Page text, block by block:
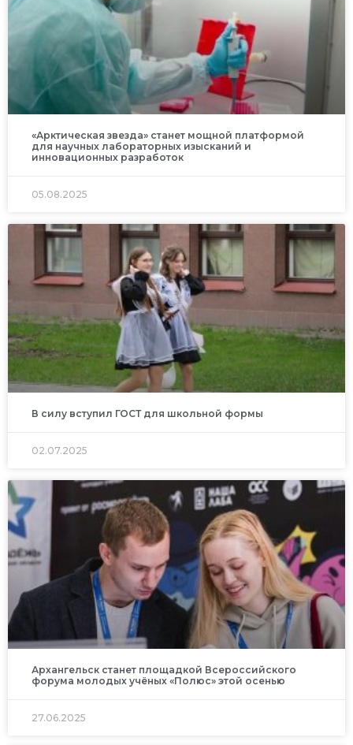
«Арктическая звезда» станет мощной платформой
для научных лабораторных изысканий и
инновационных разработок
05.08.2025
В силу вступил ГОСТ для школьной формы
02.07.2025
Архангельск станет площадкой Всероссийского
форума молодых учёных «Полюс» этой осенью
27.06.2025